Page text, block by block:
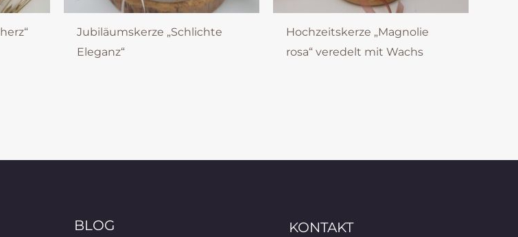
Jubiläumskerze „Schlichte
Eleganz“
Hochzeitskerze „Magnolie
rosa“ veredelt mit Wachs
BLOG KONTAKT